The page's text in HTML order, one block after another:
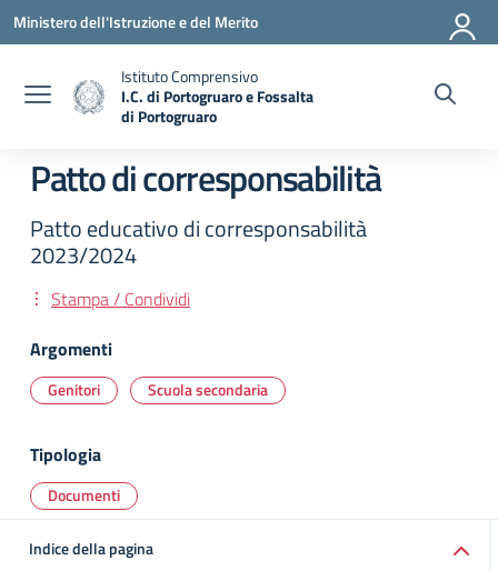
Vai ai contenuti
Vai al menu di navigazione
Vai al footer
Ministero dell'Istruzione e del Merito
Istituto Comprensivo
I.C. di Portogruaro e Fossalta
di Portogruaro
Patto di corresponsabilità
Patto educativo di corresponsabilità
2023/2024
Stampa / Condividi
Argomenti
Genitori Scuola secondaria
Tipologia
Documenti
Indice della pagina